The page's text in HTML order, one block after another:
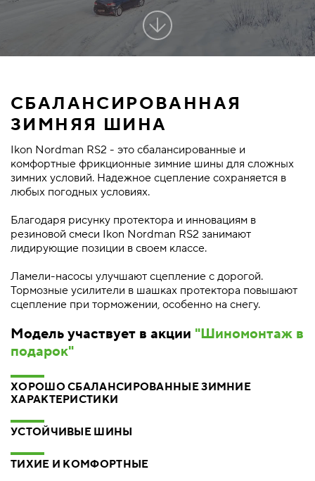
СБАЛАНСИРОВАННАЯ
ЗИМНЯЯ ШИНА
Ikon Nordman RS2 - это сбалансированные и
комфортные фрикционные зимние шины для сложных
зимних условий. Надежное сцепление сохраняется в
любых погодных условиях.
Благодаря рисунку протектора и инновациям в
резиновой смеси Ikon Nordman RS2 занимают
лидирующие позиции в своем классе.
Ламели-насосы улучшают сцепление с дорогой.
Тормозные усилители в шашках протектора повышают
сцепление при торможении, особенно на снегу.
Модель участвует в акции "Шиномонтаж в
подарок"
ХОРОШО СБАЛАНСИРОВАННЫЕ ЗИМНИЕ
ХАРАКТЕРИСТИКИ
УСТОЙЧИВЫЕ ШИНЫ
ТИХИЕ И КОМФОРТНЫЕ